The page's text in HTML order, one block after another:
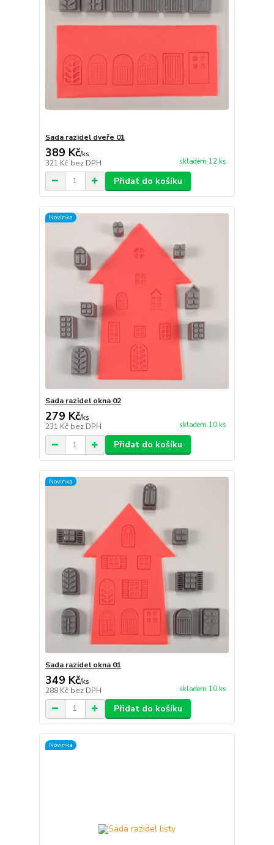
Sada razidel dveře 01
389 Kč/ks
321 Kč bez DPH skladem 12 ks
Přidat do košíku
Novinka
Sada razidel okna 02
279 Kč/ks
231 Kč bez DPH skladem 10 ks
Přidat do košíku
Novinka
Sada razidel okna 01
349 Kč/ks
288 Kč bez DPH skladem 10 ks
Přidat do košíku
Novinka